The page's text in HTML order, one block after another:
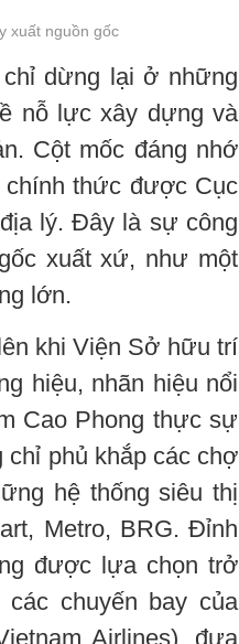
xuất nguồn gốc
chỉ dừng lại ở những
nỗ lực xây dựng và
Cột mốc đáng nhớ
chính thức được Cục
lý. Đây là sự công
xuất xứ, như một
lớn.
khi Viện Sở hữu trí
hiệu, nhãn hiệu nổi
Cao Phong thực sự
chỉ phủ khắp các chợ
hệ thống siêu thị
Metro, BRG. Đỉnh
được lựa chọn trở
chuyến bay của
Airlines), đưa